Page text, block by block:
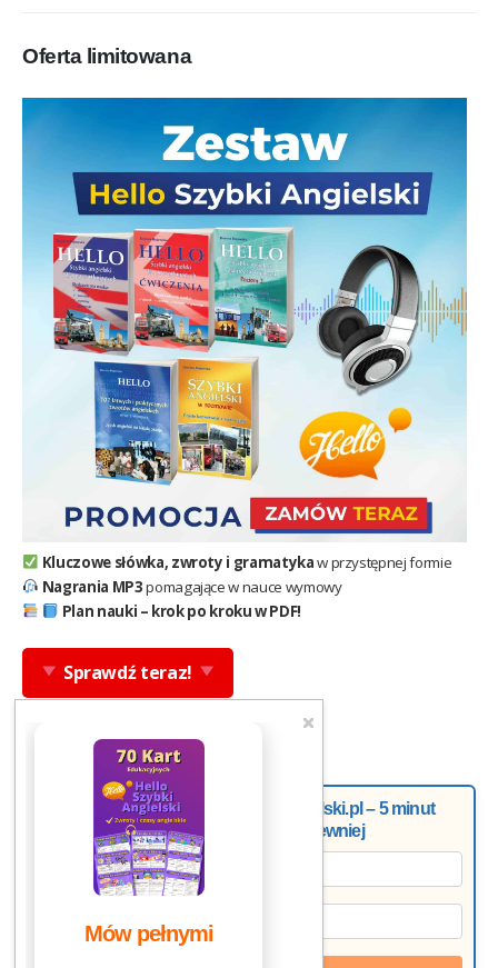
Oferta limitowana
Kluczowe słówka, zwroty i gramatykaw przystępnej formie
Nagrania MP3pomagające w nauce wymowy
Plan nauki – krok po kroku w PDF!
Sprawdź teraz!
Newsletter od Doroty z Helloangielski.pl – 5 minut
tygodniowo, a mówisz pewniej
Mów pełnymi